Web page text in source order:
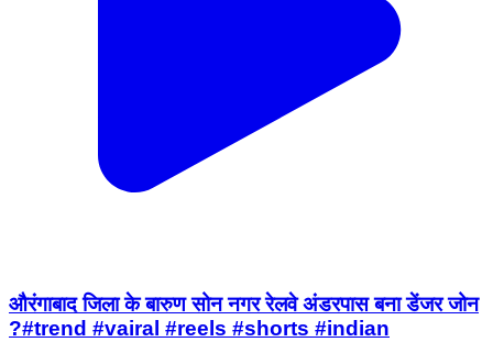
औरंगाबाद जिला के बारुण सोन नगर रेलवे अंडरपास बना डेंजर जोन